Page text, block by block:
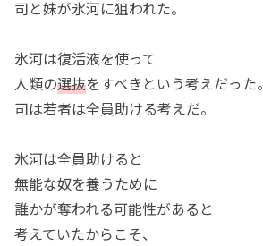
司と妹が氷河に狙われた。
氷河は復活液を使って
人類の選抜をすべきという考えだった。
司は若者は全員助ける考えだ。
氷河は全員助けると
無能な奴を養うために
誰かが奪われる可能性があると
考えていたからこそ、